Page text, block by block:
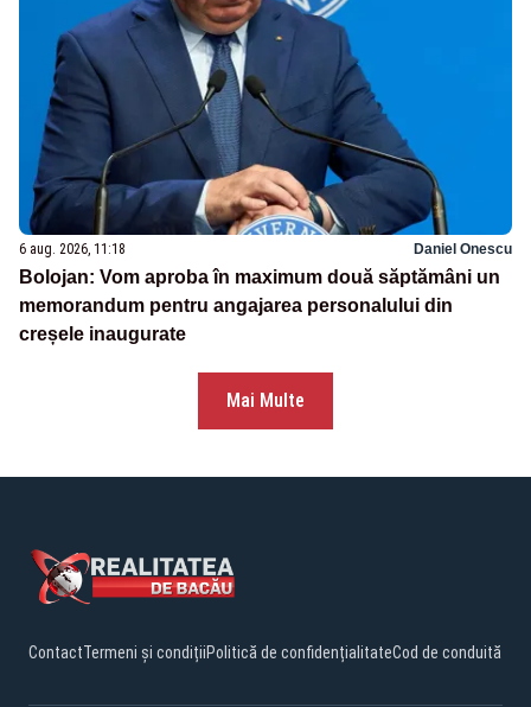
6 aug. 2026, 11:18 Daniel Onescu
Bolojan: Vom aproba în maximum două săptămâni un
memorandum pentru angajarea personalului din
creșele inaugurate
Mai Multe
ContactTermeni și condițiiPolitică de confidențialitateCod de conduită